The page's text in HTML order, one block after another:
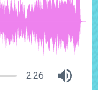
2:26